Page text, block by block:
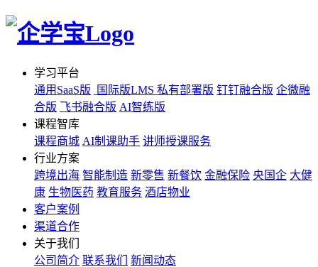
学习平台
通用SaaS版
国际版LMS 私有部署版 钉钉融合版 企微融
合版 飞书融合版 AI智练版
课程智库
课程商城 AI制课助手 讲师授课服务
行业方案
跨境出海 智能制造 新零售 新餐饮 金融保险 央国企 大健
康 生物医药 教育服务 酒店物业
客户案例
渠道合作
关于我们
公司简介 联系我们 新闻动态